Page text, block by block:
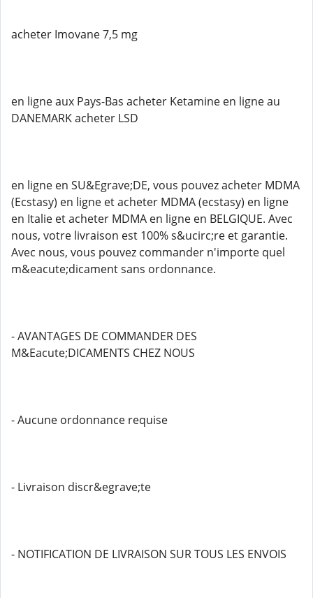
acheter Imovane 7,5 mg
en ligne aux Pays-Bas acheter Ketamine en ligne au
DANEMARK acheter LSD
en ligne en SU&Egrave;DE, vous pouvez acheter MDMA
(Ecstasy) en ligne et acheter MDMA (ecstasy) en ligne
en Italie et acheter MDMA en ligne en BELGIQUE. Avec
nous, votre livraison est 100% s&ucirc;re et garantie.
Avec nous, vous pouvez commander n'importe quel
m&eacute;dicament sans ordonnance.
- AVANTAGES DE COMMANDER DES
M&Eacute;DICAMENTS CHEZ NOUS
- Aucune ordonnance requise
- Livraison discr&egrave;te
- NOTIFICATION DE LIVRAISON SUR TOUS LES ENVOIS